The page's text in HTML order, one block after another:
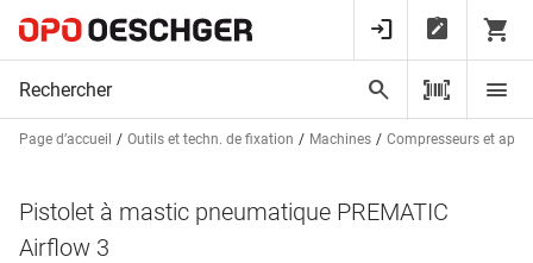
Page d’accueil Outils et techn. de fixation Machines Compresseurs et
Pistolet à mastic pneumatique PREMATIC
Airflow 3